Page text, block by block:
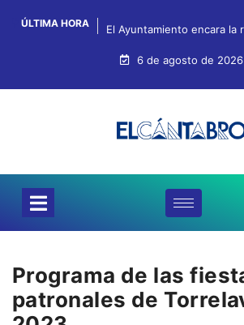
ÚLTIMA HORA El Ayuntamiento encara la
6 de agosto de 2026
Programa de las
patronales de